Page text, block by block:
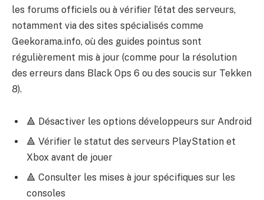
les forums officiels ou à vérifier l’état des serveurs,
notamment via des sites spécialisés comme
Geekorama.info, où des guides pointus sont
régulièrement mis à jour (comme pour la résolution
des erreurs dans Black Ops 6 ou des soucis sur Tekken
8).
🔺 Désactiver les options développeurs sur Android
🔺 Vérifier le statut des serveurs PlayStation et
Xbox avant de jouer
🔺 Consulter les mises à jour spécifiques sur les
consoles